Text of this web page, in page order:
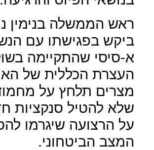
ראש הממשלה בנימין
ביקש בפגישתו עם
א-סיסי שהתקיימה
העצרת הכללית של
מצרים תלחץ על
שלא להטיל סנקציות
על הרצועה שיגרמו
המצב הביטחוני.